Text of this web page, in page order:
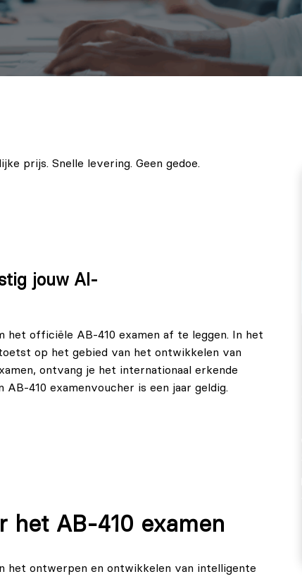
prijs. Snelle levering. Geen gedoe.
jouw AI-
het officiële AB-410 examen af te leggen. In het
op het gebied van het ontwikkelen van
ontvang je het internationaal erkende
410 examenvoucher is een jaar geldig.
het AB‑410 examen
het ontwerpen en ontwikkelen van intelligente